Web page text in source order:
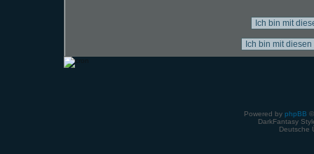
Powered by phpBB
DarkFantasy
Deutsche